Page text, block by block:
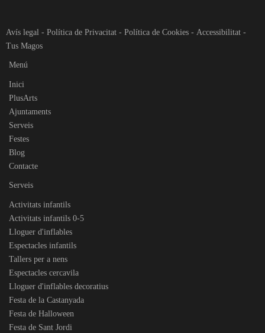
Avís legal - Política de Privacitat - Política de Cookies - Accessibilitat -
Tus Magos
Menú
Inici
PlusArts
Ajuntaments
Serveis
Festes
Blog
Contacte
Serveis
Activitats infantils
Activitats infantils 0-5
Lloguer d'inflables
Espectacles infantils
Tallers per a nens
Espectacles cercavila
Lloguer d'inflables decoratius
Festa de la Castanyada
Festa de Halloween
Festa de Sant Jordi